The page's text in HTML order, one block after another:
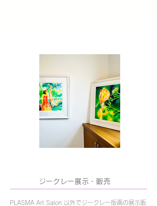
ジークレー展示・販売
PLASMA Art Salon 以外でジークレー版画の展示販